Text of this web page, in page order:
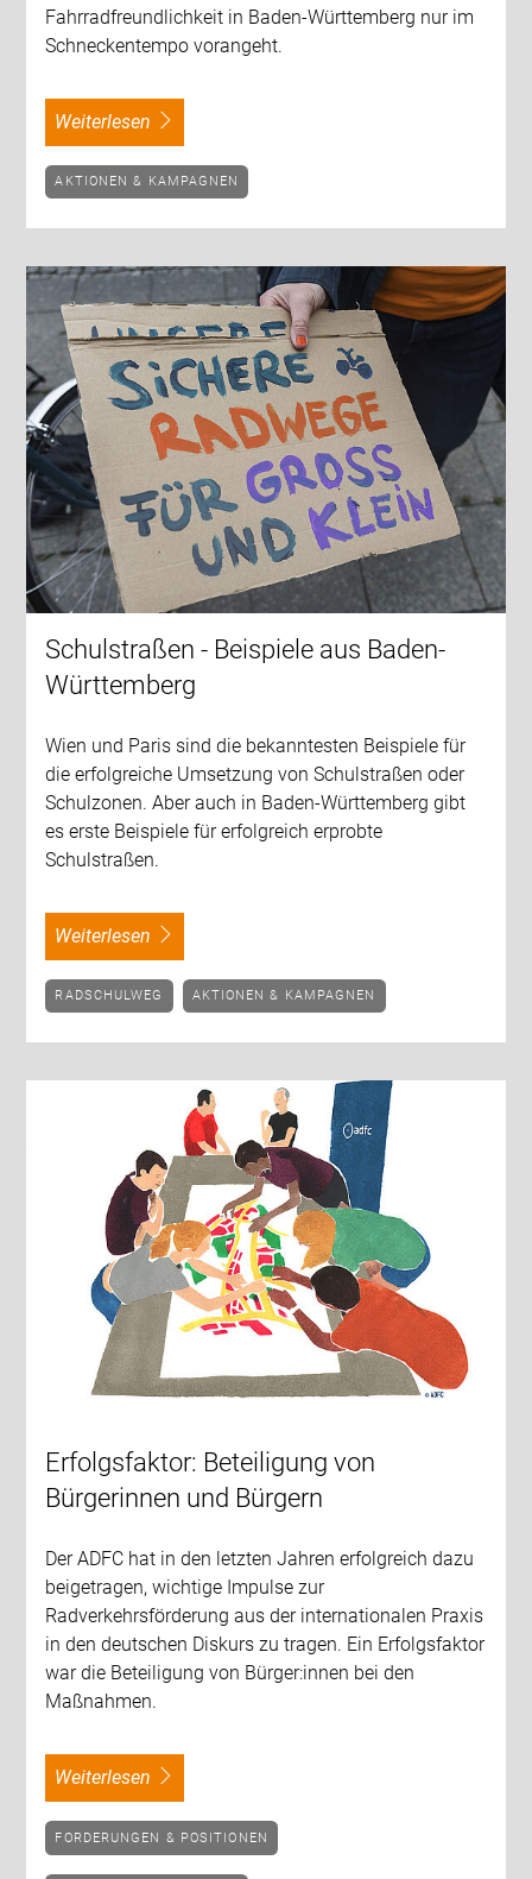
Fahrradfreundlichkeit in Baden-Württemberg nur im
Schneckentempo vorangeht.
weiterlesen
AKTIONEN & KAMPAGNEN
Schulstraßen - Beispiele aus Baden-
Württemberg
Wien und Paris sind die bekanntesten Beispiele für
die erfolgreiche Umsetzung von Schulstraßen oder
Schulzonen. Aber auch in Baden-Württemberg gibt
es erste Beispiele für erfolgreich erprobte
Schulstraßen.
weiterlesen
RADSCHULWEG AKTIONEN & KAMPAGNEN
Erfolgsfaktor: Beteiligung von
Bürgerinnen und Bürgern
Der ADFC hat in den letzten Jahren erfolgreich dazu
beigetragen, wichtige Impulse zur
Radverkehrsförderung aus der internationalen Praxis
in den deutschen Diskurs zu tragen. Ein Erfolgsfaktor
war die Beteiligung von Bürger:innen bei den
Maßnahmen.
weiterlesen
FORDERUNGEN & POSITIONEN